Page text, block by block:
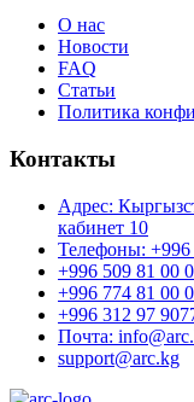
О нас
Новости
FAQ
Статьи
Политика
Контакты
Адрес:
кабинет 10
Телефоны: +996
+996 509 81 00
+996 774 81 00
+996 312 97
Почта:
support@arc.kg